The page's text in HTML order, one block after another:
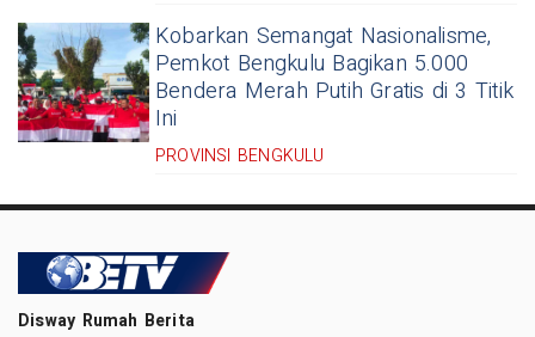
Kobarkan Semangat Nasionalisme,
Pemkot Bengkulu Bagikan 5.000
Bendera Merah Putih Gratis di 3 Titik
Ini
PROVINSI BENGKULU
Disway Rumah Berita